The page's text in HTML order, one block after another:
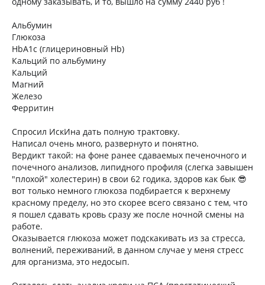
Альбумин
Глюкоза
HbA1c (глицериновный Hb)
Кальций по альбумину
Кальций
Магний
Железо
Ферритин
Спросил ИскИна дать полную трактовку.
Написал очень много, развернуто и понятно.
Вердикт такой: на фоне ранее сдаваемых печеночного и
почечного анализов, липидного профиля (слегка завышен
"плохой" холестерин) в свои 62 годика, здоров как бык 😎
вот только немного глюкоза подбирается к верхнему
красному пределу, но это скорее всего связано с тем, что
я пошел сдавать кровь сразу же после ночной смены на
работе.
Оказывается глюкоза может подскакивать из за стресса,
волнений, переживаний, в данном случае у меня стресс
для организма, это недосып.